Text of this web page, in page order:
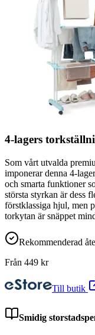
4-lagers
Som vårt utvalda
imponerar denna 4-
och smarta funktioner
största styrkan är dess
förstklassiga hjul, men
torkytan är snäppet
Rekommenderad
Från 449 kr
Till butik
Smidig